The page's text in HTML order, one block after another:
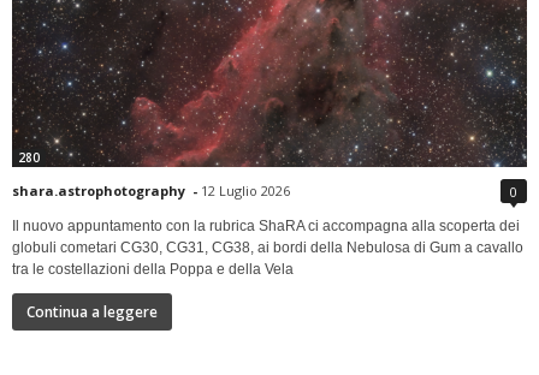
280
shara.astrophotography - 12 Luglio 2026 0
Il nuovo appuntamento con la rubrica ShaRA ci accompagna alla scoperta dei
globuli cometari CG30, CG31, CG38, ai bordi della Nebulosa di Gum a cavallo
tra le costellazioni della Poppa e della Vela
Continua a leggere